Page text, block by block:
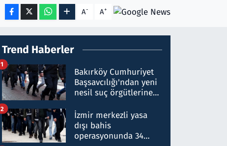
A- A+
Trend Haberler
Bakırköy Cumhuriyet
Başsavcılığı'ndan yeni
nesil suç örgütlerine
hakkında gözaltı kararı
1
İzmir merkezli yasa
dışı bahis
operasyonunda 34
2